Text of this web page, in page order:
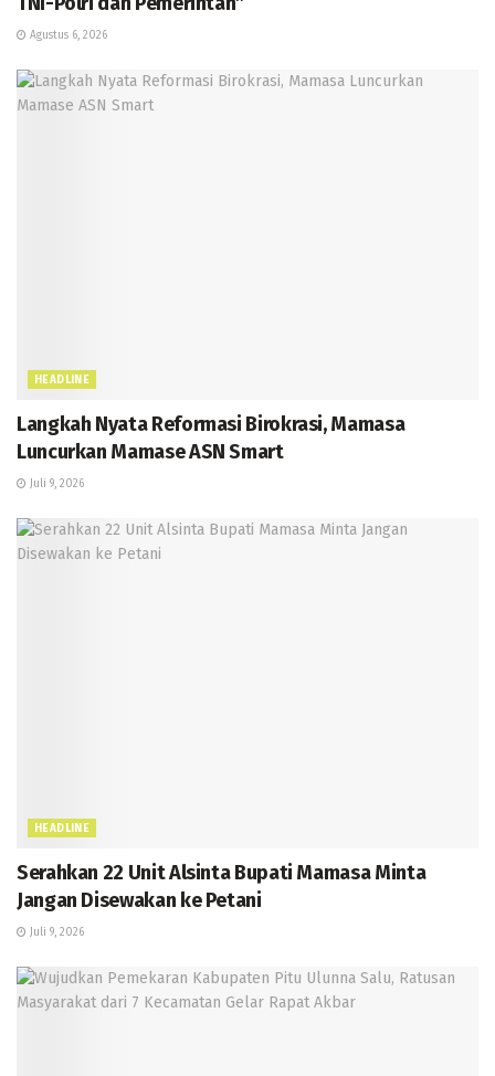
Agustus 6, 2026
HEADLINE
Langkah Nyata Reformasi Birokrasi, Mamasa
Luncurkan Mamase ASN Smart
Juli 9, 2026
HEADLINE
Serahkan 22 Unit Alsinta Bupati Mamasa Minta
Jangan Disewakan ke Petani
Juli 9, 2026